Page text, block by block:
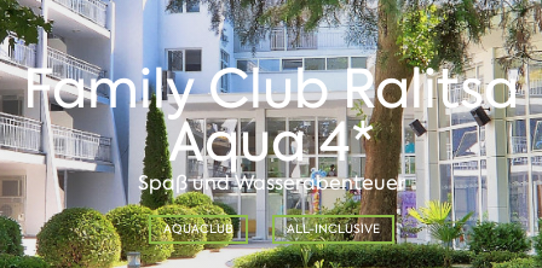
Family Club Ralitsa
Aqua 4*
Spaß und Wasserabenteuer
AQUACLUB ALL-INCLUSIVE